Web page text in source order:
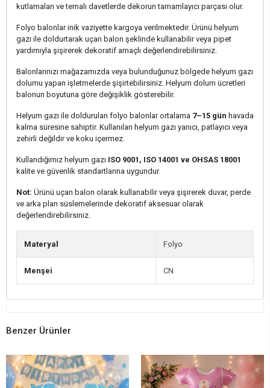
kutlamaları ve temalı davetlerde dekorun tamamlayıcı parçası olur.
Folyo balonlar inik vaziyette kargoya verilmektedir. Ürünü helyum
gazı ile doldurtarak uçan balon şeklinde kullanabilir veya pipet
yardımıyla şişirerek dekoratif amaçlı değerlendirebilirsiniz.
Balonlarınızı mağazamızda veya bulunduğunuz bölgede helyum gazı
dolumu yapan işletmelerde şişirtebilirsiniz. Helyum dolum ücretleri
balonun boyutuna göre değişiklik gösterebilir.
Helyum gazı ile doldurulan folyo balonlar ortalama 7–15 gün havada
kalma süresine sahiptir. Kullanılan helyum gazı yanıcı, patlayıcı veya
zehirli değildir ve koku içermez.
Kullandığımız helyum gazı ISO 9001, ISO 14001 ve OHSAS 18001
kalite ve güvenlik standartlarına uygundur.
Not: Ürünü uçan balon olarak kullanabilir veya şişirerek duvar, perde
ve arka plan süslemelerinde dekoratif aksesuar olarak
değerlendirebilirsiniz.
Materyal Folyo
Menşei CN
Benzer Ürünler